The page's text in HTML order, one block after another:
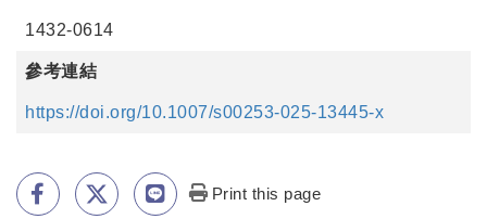
1432-0614
參考連結
https://doi.org/10.1007/s00253-025-13445-x
Print this page